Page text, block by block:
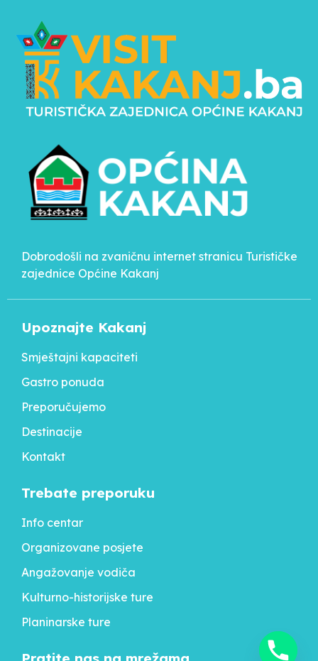
Dobrodošli na zvaničnu internet stranicu Turističke
zajednice Općine Kakanj
Upoznajte Kakanj
Smještajni kapaciteti
Gastro ponuda
Preporučujemo
Destinacije
Kontakt
Trebate preporuku
Info centar
Organizovane posjete
Angažovanje vodiča
Kulturno-historijske ture
Planinarske ture